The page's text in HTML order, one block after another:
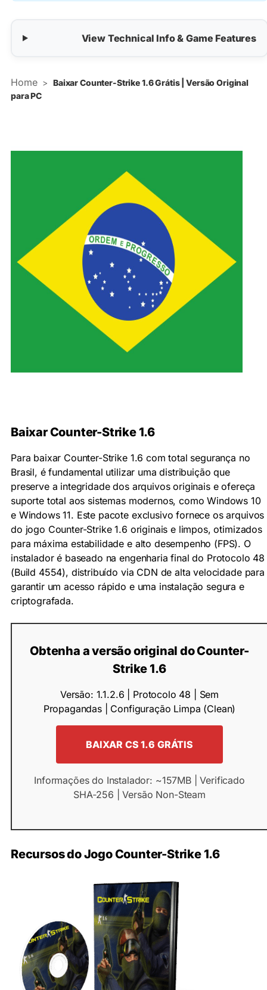
View Technical Info & Game Features
Home > Baixar Counter-Strike 1.6 Grátis | Versão Original
para PC
Baixar Counter-Strike 1.6
Para baixar Counter-Strike 1.6 com total segurança no
Brasil, é fundamental utilizar uma distribuição que
preserve a integridade dos arquivos originais e ofereça
suporte total aos sistemas modernos, como Windows 10
e Windows 11. Este pacote exclusivo fornece os arquivos
do jogo Counter-Strike 1.6 originais e limpos, otimizados
para máxima estabilidade e alto desempenho (FPS). O
instalador é baseado na engenharia final do Protocolo 48
(Build 4554), distribuído via CDN de alta velocidade para
garantir um acesso rápido e uma instalação segura e
criptografada.
Obtenha a versão original do Counter-
Strike 1.6
Versão: 1.1.2.6 | Protocolo 48 | Sem
Propagandas | Configuração Limpa (Clean)
BAIXAR CS 1.6 GRÁTIS
Informações do Instalador: ~157MB | Verificado
SHA‑256 | Versão Non-Steam
Recursos do Jogo Counter-Strike 1.6